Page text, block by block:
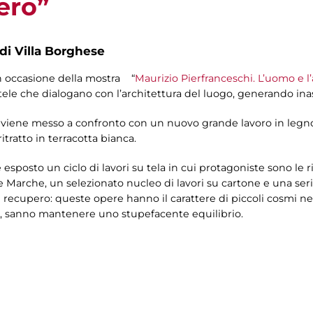
Villa Borghese
occasione della mostra “Maurizio Pierfranceschi. L’uomo e
che dialogano con l’architettura del luogo, generando
viene messo a confronto con un nuovo grande lavoro in
in terracotta bianca.
un ciclo di lavori su tela in cui protagoniste sono le
Marche, un selezionato nucleo di lavori su cartone e una
queste opere hanno il carattere di piccoli cosmi
sanno mantenere uno stupefacente equilibrio.